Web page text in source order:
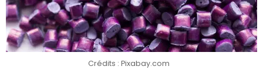
Crédits : Pixabay.com